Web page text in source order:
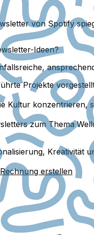
von Spotify
Ideen?
Projekte
Kultur konzentrieren,
zum Thema
Kreativität
Rechnung erstellen